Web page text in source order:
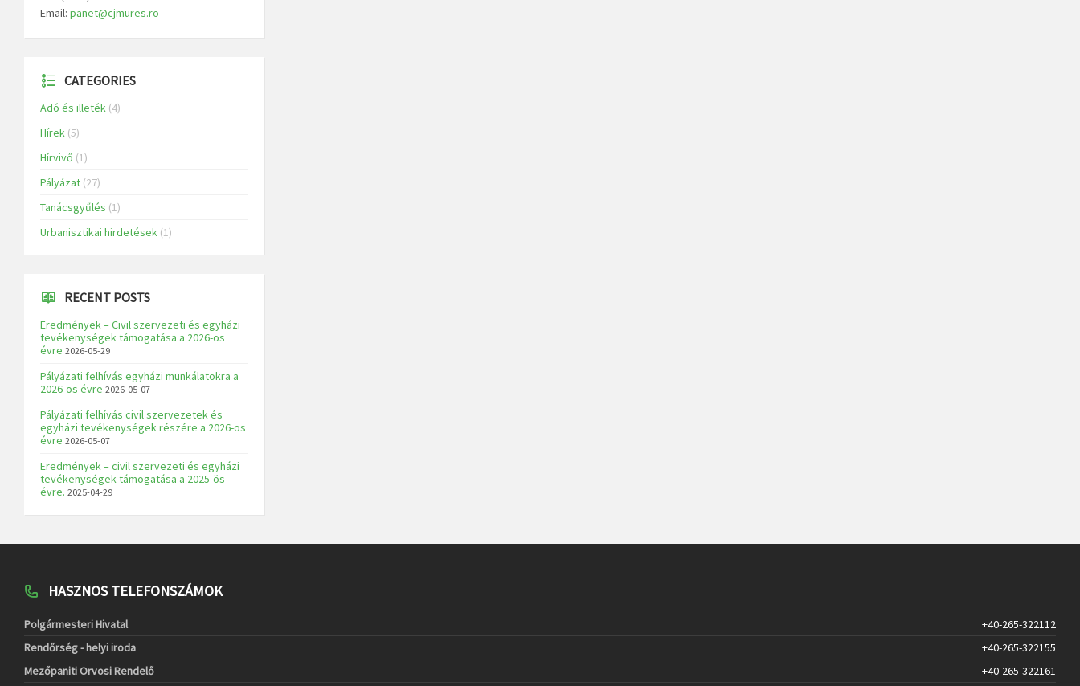
Email: panet@cjmures.ro
CATEGORIES
Adó és illeték (4)
Hírek (5)
Hírvivő (1)
Pályázat (27)
Tanácsgyűlés (1)
Urbanisztikai hirdetések (1)
RECENT POSTS
Eredmények – Civil szervezeti és egyházi
tevékenységek támogatása a 2026-os
évre 2026-05-29
Pályázati felhívás egyházi munkálatokra a
2026-os évre 2026-05-07
Pályázati felhívás civil szervezetek és
egyházi tevékenységek részére a 2026-os
évre 2026-05-07
Eredmények – civil szervezeti és egyházi
tevékenységek támogatása a 2025-ös
évre. 2025-04-29
HASZNOS TELEFONSZÁMOK
Polgármesteri Hivatal
+40-265-322112
Rendőrség - helyi iroda
+40-265-322155
Mezőpaniti Orvosi Rendelő
+40-265-322161